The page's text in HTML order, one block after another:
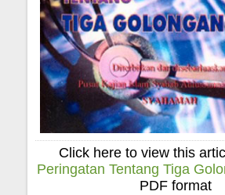
Click here to view this
Peringatan Tentang Tiga
PDF format